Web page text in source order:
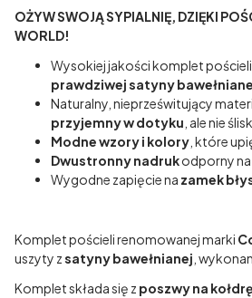
OŻYW SWOJĄ SYPIALNIĘ, DZIĘKI
WORLD!
Wysokiej jakości komplet
prawdziwej satyny
Naturalny, nieprześwitujący
przyjemny w dotyku , ale nie
Modne wzory i kolory , które
Dwustronny nadrukodporny
Wygodne zapięcie na zamek
Komplet pościeli renomowanej marki
uszyty zsatyny bawełnianej ,
Komplet składa się z poszwy na